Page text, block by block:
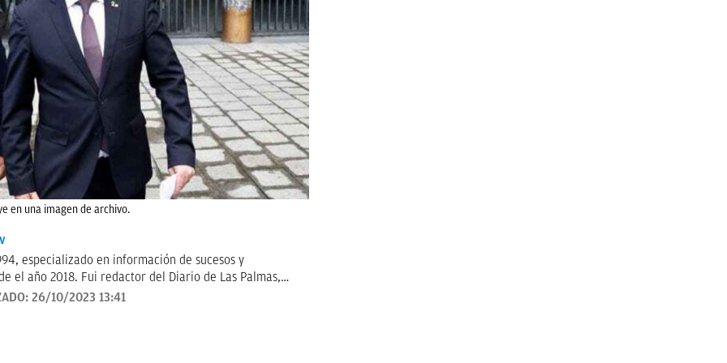
en una imagen de archivo.
especializado en información de sucesos y
el año 2018. Fui redactor del Diario de Las Palmas,
me ocupé de sucesos en Telemadrid hasta el
año 2019 y desde entonces colaboro con TVE. Desde
escuchar en el programa Por Fin de Onda Cero en
26/10/2023 13:41